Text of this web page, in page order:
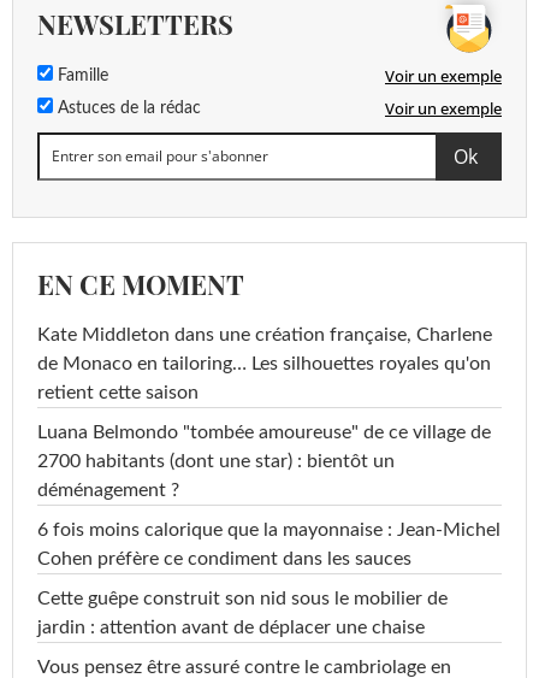
NEWSLETTERS
Famille Voir un exemple
Astuces de la rédac Voir un exemple
EN CE MOMENT
Kate Middleton dans une création française, Charlene
de Monaco en tailoring… Les silhouettes royales qu'on
retient cette saison
Luana Belmondo "tombée amoureuse" de ce village de
2700 habitants (dont une star) : bientôt un
déménagement ?
6 fois moins calorique que la mayonnaise : Jean-Michel
Cohen préfère ce condiment dans les sauces
Cette guêpe construit son nid sous le mobilier de
jardin : attention avant de déplacer une chaise
Vous pensez être assuré contre le cambriolage en